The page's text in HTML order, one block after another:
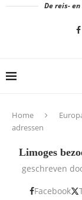
De reis-
Home
adressen
Limoges
geschreven
Facebook